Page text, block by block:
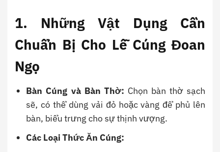
1. Những Vật Dụng Cần
Chuẩn Bị Cho Lễ Cúng Đoan
Ngọ
Bàn Cúng và Bàn Thờ: Chọn bàn thờ sạch
sẽ, có thể dùng vải đỏ hoặc vàng để phủ lên
bàn, biểu trưng cho sự thịnh vượng.
Các Loại Thức Ăn Cúng: